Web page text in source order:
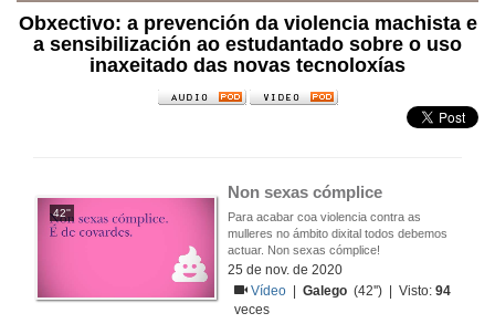
Obxectivo: a prevención da violencia machista e
a sensibilización ao estudantado sobre o uso
inaxeitado das novas tecnoloxías
42''
Non sexas cómplice
Para acabar coa violencia contra as
mulleres no ámbito dixital todos debemos
actuar. Non sexas cómplice!
25 de nov. de 2020
Vídeo
|Galego (42'') | Visto:94
veces